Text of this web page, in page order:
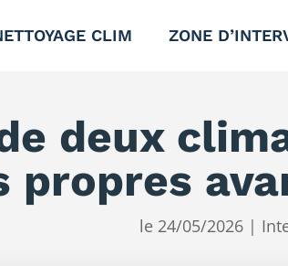
CLIM ZONE
deux
propres
le 24/05/2026|